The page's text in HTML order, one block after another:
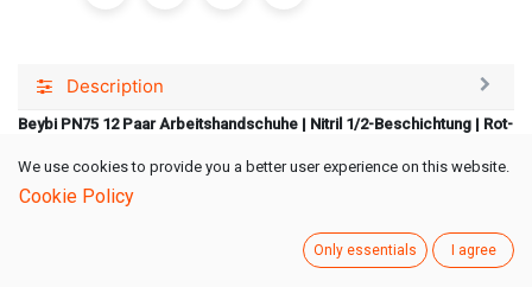
Description
Beybi PN75 12 Paar Arbeitshandschuhe | Nitril 1/2-Beschichtung | Rot-
Die Beybi Pn7 Arbeitshandschuhe bestehen aus einem nahtlosen
Polyesterfutter, das für hohen Tragekomfort und Langlebigkeit sorgt. Die
halbbeschichtete Latexbeschichtung mit Crinkle-Struktur bietet eine
hervorragende Griffigkeit und Rutschfestigkeit. Das atmungsaktive
We use cookies to provide you a better user experience on this website.
Cookie Policy
Only essentials I agree